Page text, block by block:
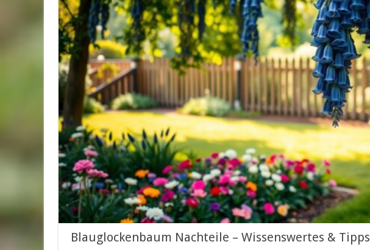
Blauglockenbaum Nachteile – Wissenswertes & Tipps